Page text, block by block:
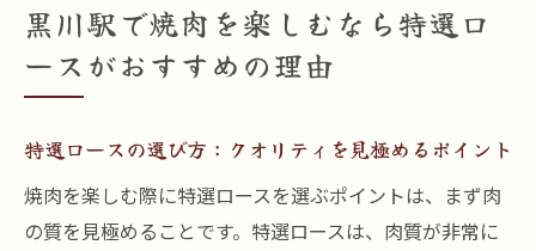
黒川駅で特選ロースを楽しむためのベスト
タイム
特選ロースの魅力とは黒川駅で味わう焼肉体験
黒川駅のおすすめ焼肉店ランキング
特選ロースの味わいを引き立てる秘訣
黒川駅で焼肉を楽しむなら特選ロ
ースがおすすめの理由
特選ロースの選び方：クオリティを見極めるポイント
焼肉を楽しむ際に特選ロースを選ぶポイントは、まず肉
の質を見極めることです。特選ロースは、肉質が非常に